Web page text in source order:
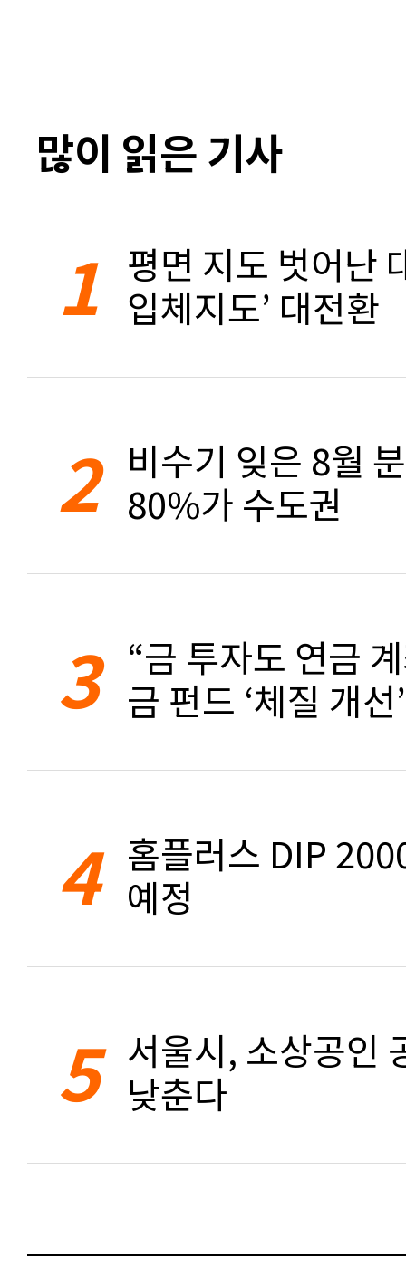
많이 읽은 기사
1 평면 지도 벗어난
입체지도’ 대전환
2 비수기 잊은 8월
80%가 수도권
3 “금 투자도 연금
금 펀드 ‘체질 개선’
4 홈플러스 DIP
예정
5 서울시, 소상공인
낮춘다